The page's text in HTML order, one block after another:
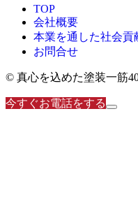
TOP
会社概要
本業を通した社会貢
お問合せ
© 真心を込めた塗装一筋
今すぐお電話をする